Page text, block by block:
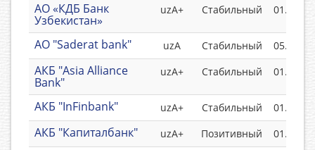
АО «КДБ Банк
Узбекистан»
uzA+ Стабильный
АО "Saderat bank" uzA Стабильный
АКБ "Asia Alliance
Bank"
uzА+ Стабильный
АКБ "InFinbank" uzА+ Стабильный
АКБ "Капиталбанк" uzA+ Позитивный